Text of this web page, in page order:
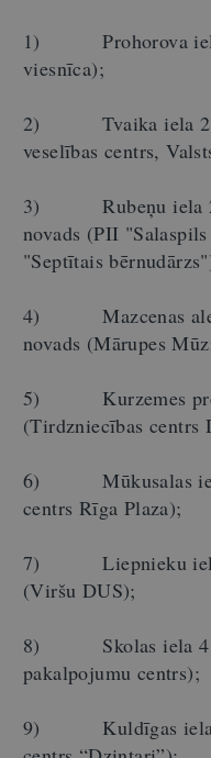
1) Prohorova iela
viesnīca);
2) Tvaika iela 2,
veselības centrs,
3) Rubeņu iela
novads (PII
"Septītais
4) Mazcenas aleja
novads (Mārupes
5) Kurzemes
(Tirdzniecības centrs
6) Mūkusalas iela
centrs Rīga Plaza);
7) Liepnieku iela
(Viršu DUS);
8) Skolas iela 4,
pakalpojumu centrs);
9) Kuldīgas iela